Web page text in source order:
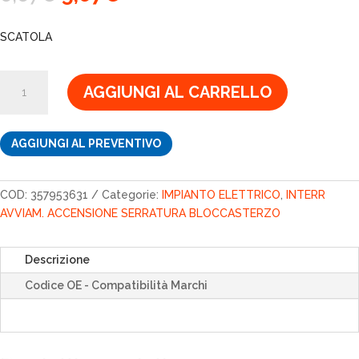
prezzo
SCATOLA
quantità
AGGIUNGI AL CARRELLO
AGGIUNGI AL PREVENTIVO
COD: 357953631 Categorie: IMPIANTO ELETTRICO
INTERR
AVVIAM. ACCENSIONE SERRATURA BLOCCASTERZO
Descrizione
Codice OE - Compatibilità Marchi